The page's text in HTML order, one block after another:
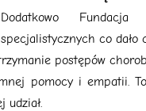
Dodatkowo
specjalistycznych co dało
postępów
pomocy i empatii.
udział.